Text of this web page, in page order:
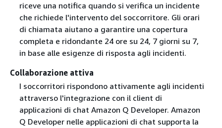
riceve una notifica quando si verifica un incidente
che richiede l'intervento del soccorritore. Gli orari
di chiamata aiutano a garantire una copertura
completa e ridondante 24 ore su 24, 7 giorni su 7,
in base alle esigenze di risposta agli incidenti.
Collaborazione attiva
I soccorritori rispondono attivamente agli incidenti
attraverso l'integrazione con il client di
applicazioni di chat Amazon Q Developer. Amazon
Q Developer nelle applicazioni di chat supporta la